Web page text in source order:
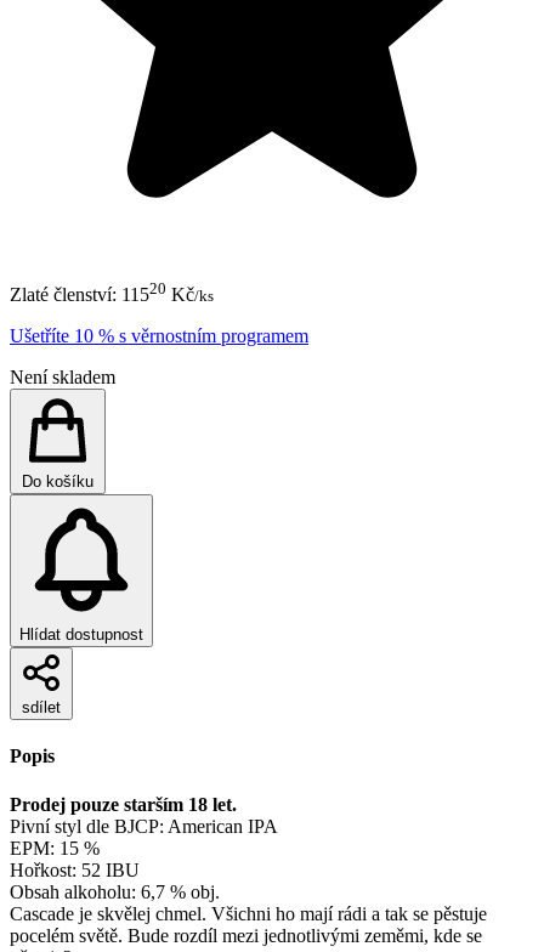
Zlaté členství: 11520 Kč/ks
Ušetříte 10 % s věrnostním programem
Není skladem
Do košíku
Hlídat dostupnost
sdílet
Popis
Prodej pouze starším 18 let.
Pivní styl dle BJCP: American IPA
EPM: 15 %
Hořkost: 52 IBU
Obsah alkoholu: 6,7 % obj.
Cascade je skvělej chmel. Všichni ho mají rádi a tak se pěstuje
pocelém světě. Bude rozdíl mezi jednotlivými zeměmi, kde se